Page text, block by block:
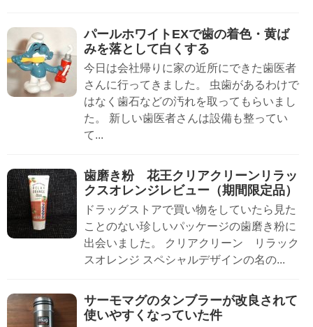
パールホワイトEXで歯の着色・黄ば
みを落として白くする
今日は会社帰りに家の近所にできた歯医者
さんに行ってきました。 虫歯があるわけで
はなく歯石などの汚れを取ってもらいまし
た。 新しい歯医者さんは設備も整ってい
て...
歯磨き粉 花王クリアクリーンリラッ
クスオレンジレビュー（期間限定品）
ドラッグストアで買い物をしていたら見た
ことのない珍しいパッケージの歯磨き粉に
出会いました。 クリアクリーン リラック
スオレンジ スペシャルデザインの名の...
サーモマグのタンブラーが改良されて
使いやすくなっていた件